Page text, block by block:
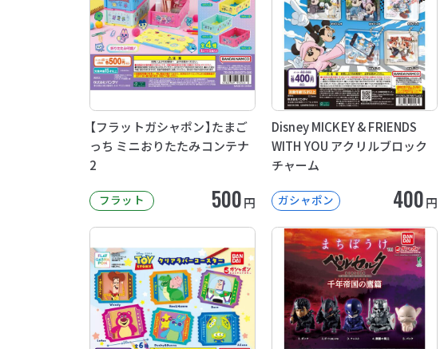
【フラットガシャポン】たまご
っち ミニおりたたみコンテナ
2
フラット 500円
Disney MICKEY & FRIENDS
WITH YOU アクリルブロック
チャーム
ガシャポン 400円